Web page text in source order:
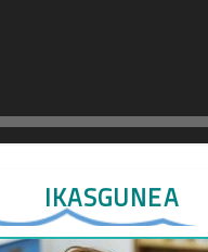
IKASGUNEA